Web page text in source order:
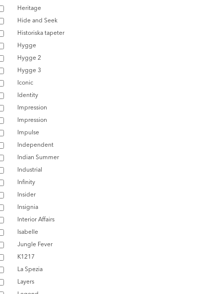
Heritage
Hide and Seek
Historiska tapeter
Hygge
Hygge 2
Hygge 3
Iconic
Identity
Impression
Impression
Impulse
Independent
Indian Summer
Industrial
Infinity
Insider
Insignia
Interior Affairs
Isabelle
Jungle Fever
K1217
La Spezia
Layers